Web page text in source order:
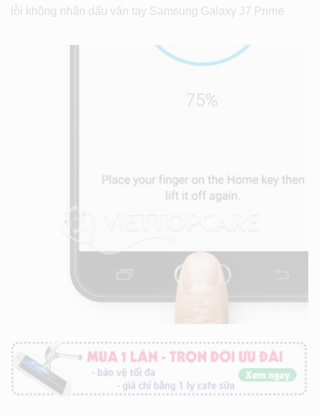
lỗi không nhận dấu vân tay Samsung Galaxy J7 Prime